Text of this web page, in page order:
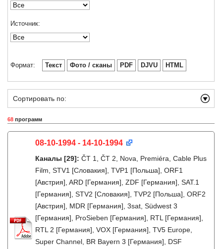
Источник:
Формат: Текст Фото / сканы PDF DJVU HTML
Сортировать по:
68 программ
08-10-1994 - 14-10-1994
Каналы [29]: ČT 1, ČT 2, Nova, Premiéra, Cable Plus
Film, STV1 [Словакия], TVP1 [Польша], ORF1
[Австрия], ARD [Германия], ZDF [Германия], SAT.1
[Германия], STV2 [Словакия], TVP2 [Польша], ORF2
[Австрия], MDR [Германия], 3sat, Südwest 3
[Германия], ProSieben [Германия], RTL [Германия],
RTL 2 [Германия], VOX [Германия], TV5 Europe,
Super Channel, BR Bayern 3 [Германия], DSF